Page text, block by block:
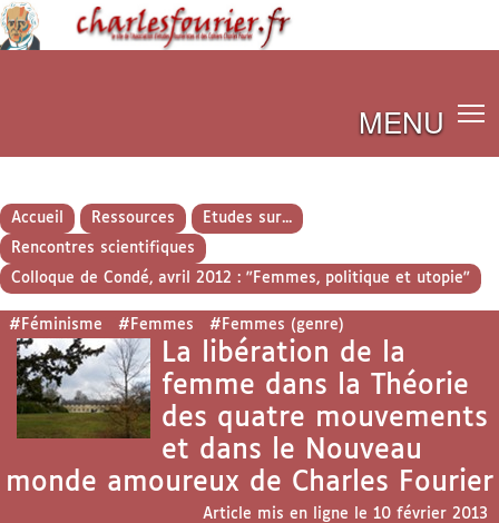
MENU
Accueil Ressources
Etudes sur...
Rencontres scientifiques
Colloque de Condé, avril 2012 : "Femmes, politique et utopie"
#Féminisme #Femmes #Femmes (genre)
La libération de la
femme dans la Théorie
des quatre mouvements
et dans le Nouveau
monde amoureux de Charles Fourier
Article mis en ligne le 10 février 2013